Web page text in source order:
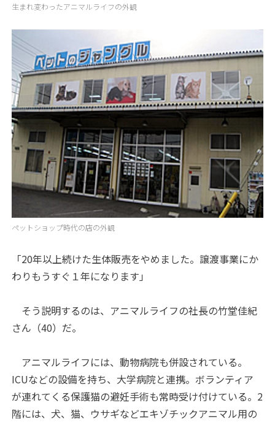
生まれ変わったアニマルライフの外観
ペットショップ時代の店の外観
「20年以上続けた生体販売をやめました。譲渡事業にか
わりもうすぐ１年になります」
そう説明するのは、アニマルライフの社長の竹堂佳紀
さん（40）だ。
アニマルライフには、動物病院も併設されている。
ICUなどの設備を持ち、大学病院と連携。ボランティア
が連れてくる保護猫の避妊手術も常時受け付けている。2
階には、犬、猫、ウサギなどエキゾチックアニマル用の